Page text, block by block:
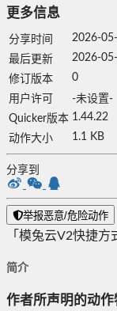
更多信息
分享时间
2026-
最后更新
2026-
修订版本
0
用户许可
-未设置-
Quicker版本 1.44.22
动作大小
1.1 KB
分享到
举报恶意/危险动作
「模兔云V2快捷方
简介
作者所声明的动作